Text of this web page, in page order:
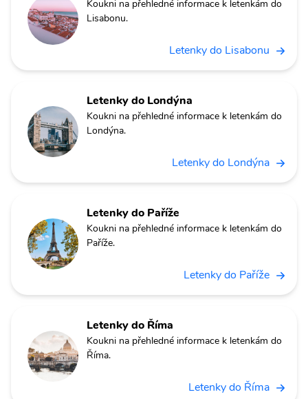
Koukni na přehledné informace k letenkám do
Lisabonu.
Letenky do Lisabonu
Letenky do Londýna
Koukni na přehledné informace k letenkám do
Londýna.
Letenky do Londýna
Letenky do Paříže
Koukni na přehledné informace k letenkám do
Paříže.
Letenky do Paříže
Letenky do Říma
Koukni na přehledné informace k letenkám do
Říma.
Letenky do Říma